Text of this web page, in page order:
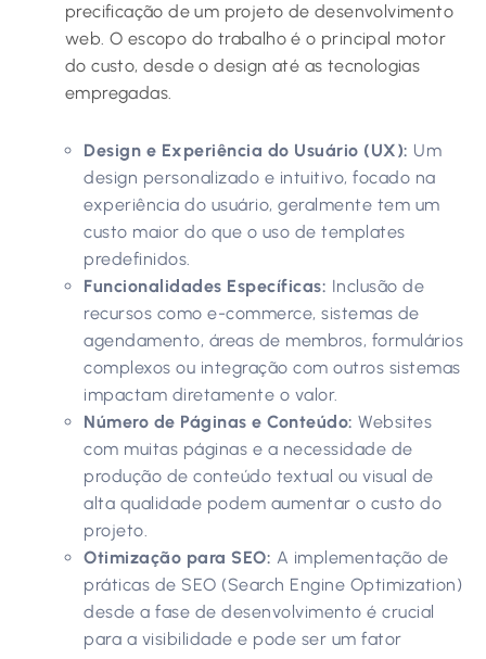
precificação de um projeto de desenvolvimento
web. O escopo do trabalho é o principal motor
do custo, desde o design até as tecnologias
empregadas.
Design e Experiência do Usuário (UX): Um
design personalizado e intuitivo, focado na
experiência do usuário, geralmente tem um
custo maior do que o uso de templates
predefinidos.
Funcionalidades Específicas: Inclusão de
recursos como e-commerce, sistemas de
agendamento, áreas de membros, formulários
complexos ou integração com outros sistemas
impactam diretamente o valor.
Número de Páginas e Conteúdo: Websites
com muitas páginas e a necessidade de
produção de conteúdo textual ou visual de
alta qualidade podem aumentar o custo do
projeto.
Otimização para SEO: A implementação de
práticas de SEO (Search Engine Optimization)
desde a fase de desenvolvimento é crucial
para a visibilidade e pode ser um fator